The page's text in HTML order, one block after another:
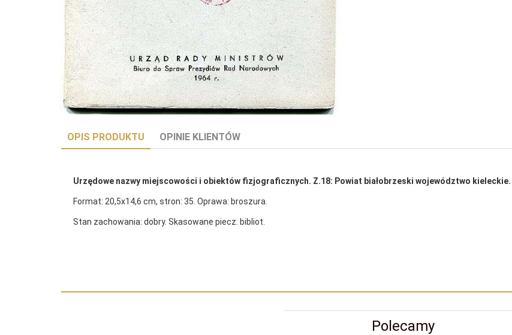
OPIS PRODUKTU OPINIE KLIENTÓW
Urzędowe nazwy miejscowości i obiektów fizjograficznych. Z.18: Powiat białobrzeski województwo kieleckie.
Format: 20,5x14,6 cm, stron: 35. Oprawa: broszura.
Stan zachowania: dobry. Skasowane piecz. bibliot.
Polecamy